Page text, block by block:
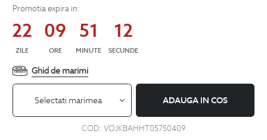
Promotia expira in:
22
ZILE
09
ORE
51
MINUTE
11
SECUNDE
Ghid de marimi
Selectati marimea ADAUGA IN COS
COD: VOJKBAHHT05750409